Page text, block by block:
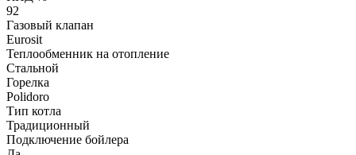
92
Газовый клапан
Eurosit
Теплообменник на отопление
Стальной
Горелка
Polidoro
Тип котла
Традиционный
Подключение бойлера